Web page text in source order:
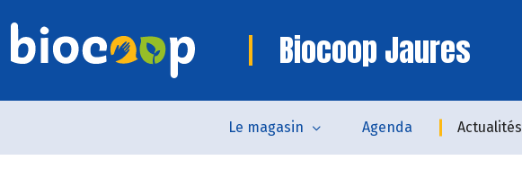
Biocoop Jaures
Le magasin Agenda Actualités